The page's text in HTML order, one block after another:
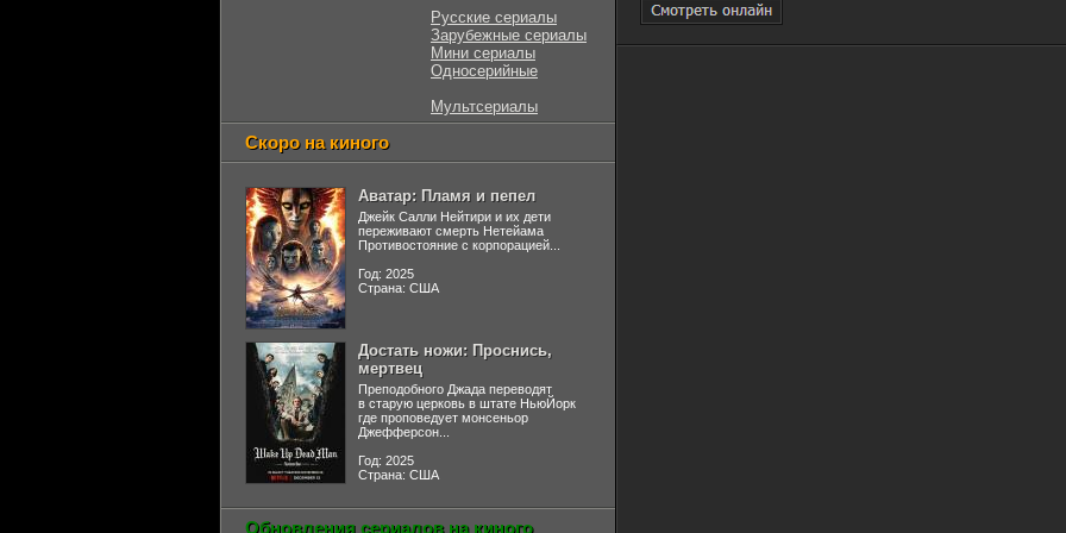
Русские сериалы
Зарубежные сериалы
Мини сериалы
Односерийные
Мультсериалы
Скоро на киного
Аватар: Пламя и пепел
Джейк Салли Нейтири и их дети
переживают смерть Нетейама
Противостояние с корпорацией...
Год: 2025
Страна: США
Достать ножи: Проснись,
мертвец
Преподобного Джада переводят
в старую церковь в штате НьюЙорк
где проповедует монсеньор
Джефферсон...
Год: 2025
Страна: США
Обновления сериалов на киного